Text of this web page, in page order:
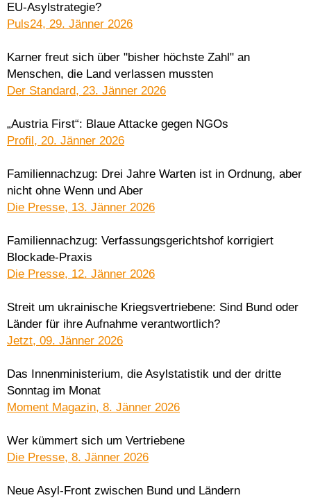
EU-Asylstrategie?
Puls24, 29. Jänner 2026
Karner freut sich über "bisher höchste Zahl" an
Menschen, die Land verlassen mussten
Der Standard, 23. Jänner 2026
„Austria First“: Blaue Attacke gegen NGOs
Profil, 20. Jänner 2026
Familiennachzug: Drei Jahre Warten ist in Ordnung, aber
nicht ohne Wenn und Aber
Die Presse, 13. Jänner 2026
Familiennachzug: Verfassungsgerichtshof korrigiert
Blockade-Praxis
Die Presse, 12. Jänner 2026
Streit um ukrainische Kriegsvertriebene: Sind Bund oder
Länder für ihre Aufnahme verantwortlich?
Jetzt, 09. Jänner 2026
Das Innenministerium, die Asylstatistik und der dritte
Sonntag im Monat
Moment Magazin, 8. Jänner 2026
Wer kümmert sich um Vertriebene
Die Presse, 8. Jänner 2026
Neue Asyl-Front zwischen Bund und Ländern